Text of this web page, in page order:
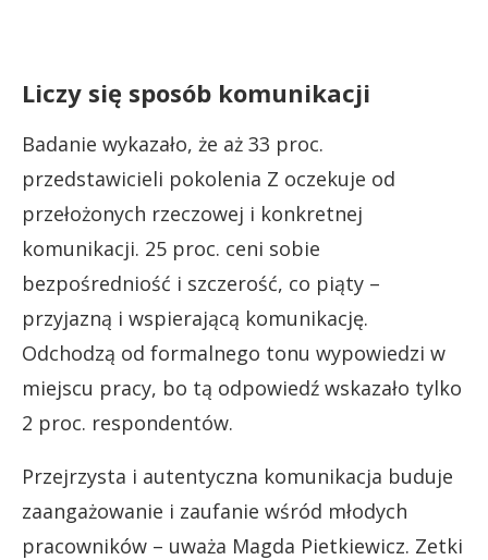
Liczy się sposób komunikacji
Badanie wykazało, że aż 33 proc.
przedstawicieli pokolenia Z oczekuje od
przełożonych rzeczowej i konkretnej
komunikacji. 25 proc. ceni sobie
bezpośredniość i szczerość, co piąty –
przyjazną i wspierającą komunikację.
Odchodzą od formalnego tonu wypowiedzi w
miejscu pracy, bo tą odpowiedź wskazało tylko
2 proc. respondentów.
Przejrzysta i autentyczna komunikacja buduje
zaangażowanie i zaufanie wśród młodych
pracowników – uważa Magda Pietkiewicz. Zetki